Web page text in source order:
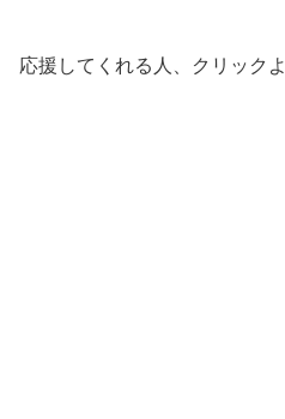
応援してくれる人、クリック